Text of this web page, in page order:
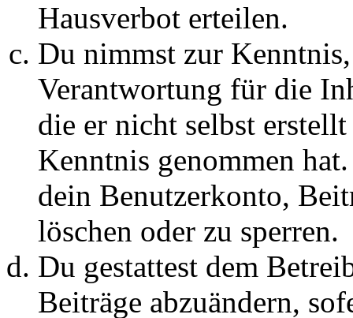
Hausverbot erteilen.
Du nimmst zur
Verantwortung für die
die er nicht selbst
Kenntnis genommen
dein Benutzerkonto,
löschen oder zu sperren.
Du gestattest dem
Beiträge abzuändern,